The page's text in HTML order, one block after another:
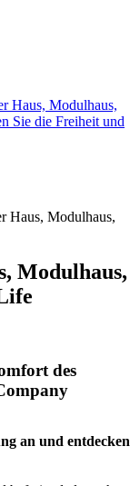
Haus, Modulhaus,
Sie die Freiheit und
Haus, Modulhaus,
Modulhaus,
des
an und entdecken